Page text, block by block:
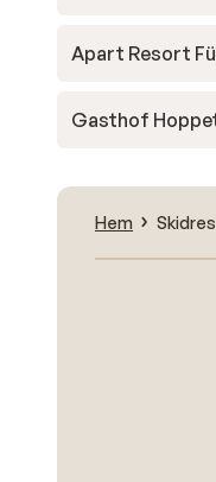
Apart Resort
Gasthof
Hem